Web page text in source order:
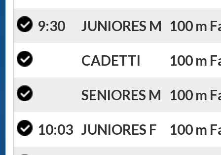
9:30 JUNIORES M 100 m
CADETTI 100 m
SENIORES M 100 m
10:03 JUNIORES F 100 m